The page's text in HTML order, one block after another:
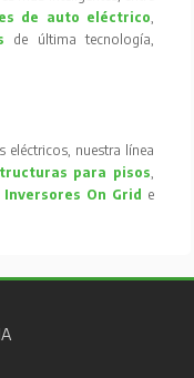
de auto eléctrico,
de última tecnología,
nuestra línea
para pisos,
Inversores On Grid e